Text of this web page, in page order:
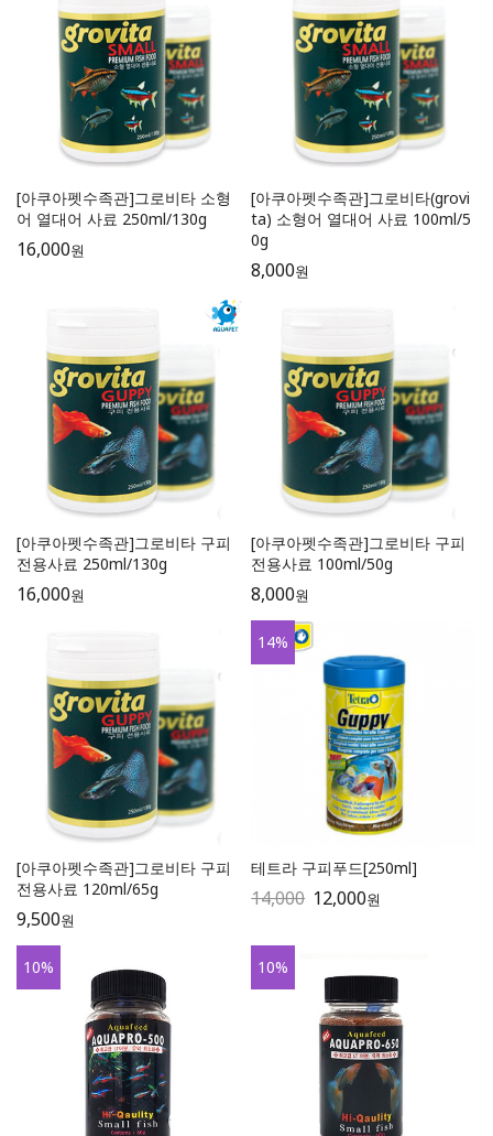
[아쿠아펫수족관]그로비타 소형
어 열대어 사료 250ml/130g
16,000원
[아쿠아펫수족관]그로비타(grovi
ta) 소형어 열대어 사료 100ml/5
0g
8,000원
[아쿠아펫수족관]그로비타 구피
전용사료 250ml/130g
16,000원
[아쿠아펫수족관]그로비타 구피
전용사료 100ml/50g
8,000원
[아쿠아펫수족관]그로비타 구피
전용사료 120ml/65g
9,500원
14%
테트라 구피푸드[250ml]
14,000 12,000원
10% 10%